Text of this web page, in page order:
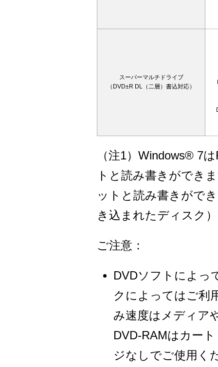
スーパーマルチドライブ
（DVD±R DL（二層）書込対応）
（注1）Windows® 7
トと読み書きができ
ットと読み書きがで
き込まれたディスク
ご注意：
DVDソフトによっ
クによってはご利
み速度はメディア
DVD-RAMはカー
ジなしでご使用く